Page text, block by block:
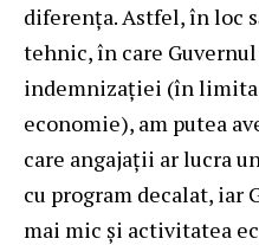
diferența. Astfel, în loc
tehnic, în care
indemnizației (în
economie), am putea
care angajații ar lucra
cu program decalat, iar
mai mic și activitatea